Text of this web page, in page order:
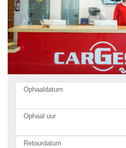
Ophaaldatum
Ophaal uur
Retourdatum